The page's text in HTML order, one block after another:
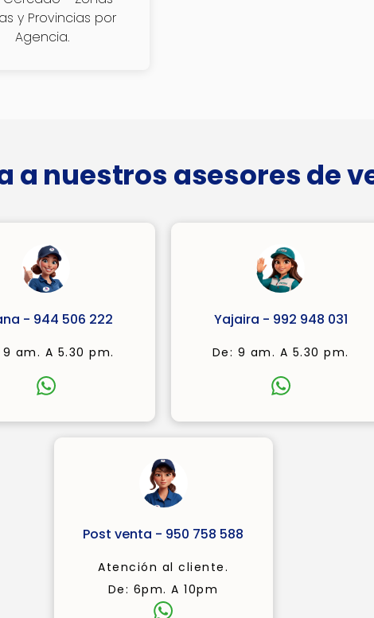
y Provincias por
Agencia.
a nuestros asesores de
- 944 506 222
9 am. A 5.30 pm.
Yajaira - 992 948 031
De: 9 am. A 5.30 pm.
Post venta - 950 758 588
Atención al cliente.
De: 6pm. A 10pm